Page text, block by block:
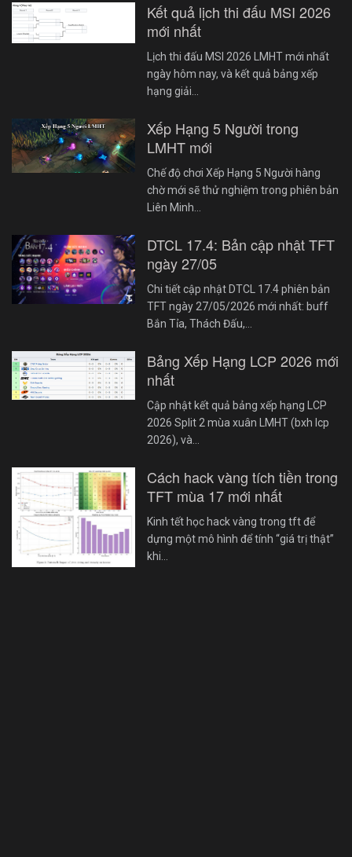
Kết quả lịch thi đấu MSI 2026
mới nhất
Lịch thi đấu MSI 2026 LMHT mới nhất
ngày hôm nay, và kết quả bảng xếp
hạng giải…
Xếp Hạng 5 Người trong
LMHT mới
Chế độ chơi Xếp Hạng 5 Người hàng
chờ mới sẽ thử nghiệm trong phiên bản
Liên Minh…
DTCL 17.4: Bản cập nhật TFT
ngày 27/05
Chi tiết cập nhật DTCL 17.4 phiên bản
TFT ngày 27/05/2026 mới nhất: buff
Bắn Tỉa, Thách Đấu,…
Bảng Xếp Hạng LCP 2026 mới
nhất
Cập nhật kết quả bảng xếp hạng LCP
2026 Split 2 mùa xuân LMHT (bxh lcp
2026), và…
Cách hack vàng tích tiền trong
TFT mùa 17 mới nhất
Kinh tết học hack vàng trong tft để
dựng một mô hình để tính “giá trị thật”
khi…